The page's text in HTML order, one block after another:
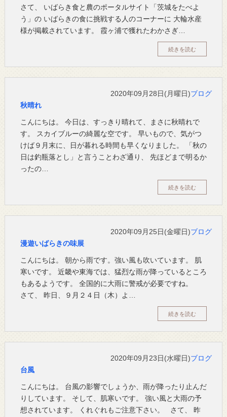
さて、 いばらき食と農のポータルサイト「茨城をたべよ
う」の いばらきの食に挑戦する人のコーナーに 大輪水産
様が掲載されています。 霞ヶ浦で獲れたわかさぎ…
続きを読む
2020年09月28日(月曜日)ブログ
秋晴れ
こんにちは。 今日は、すっきり晴れて、まさに秋晴れで
す。 スカイブルーの綺麗な空です。 早いもので、気がつ
けば９月末に、日が暮れる時間も早くなりました。 「秋の
日は釣瓶落とし」と言うことわざ通り、 先ほどまで明るか
ったの…
続きを読む
2020年09月25日(金曜日)ブログ
漫遊いばらきの味展
こんにちは。 朝から雨です。強い風も吹いています。 肌
寒いです。 近畿や東海では、猛烈な雨が降っているところ
もあるようです。 全国的に大雨に警戒が必要ですね。
さて、 昨日、９月２４日（木）よ…
続きを読む
2020年09月23日(水曜日)ブログ
台風
こんにちは。 台風の影響でしょうか、雨が降ったり止んだ
りしています。 そして、肌寒いです。 強い風と大雨の予
想されています。 くれぐれもご注意下さい。 さて、 昨